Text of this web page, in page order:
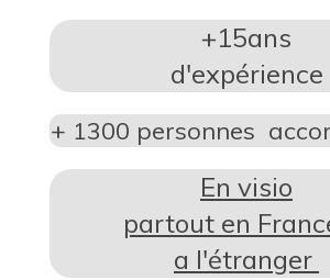
+15ans
d'expérience
+ 1300 personnes
En visio
partout en
a l'étranger